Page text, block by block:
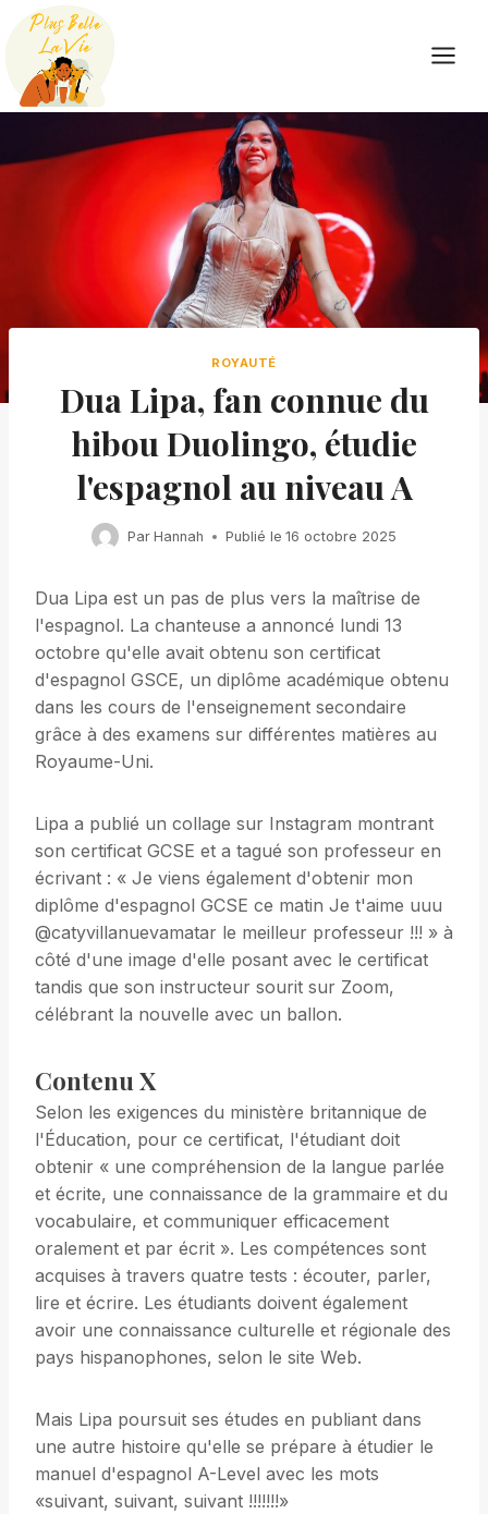
Skip
content
ROYAUTÉ
Dua Lipa, fan connue du
hibou Duolingo, étudie
l'espagnol au niveau A
Par Hannah Publié le 16 octobre 2025
Dua Lipa est un pas de plus vers la maîtrise de
l'espagnol. La chanteuse a annoncé lundi 13
octobre qu'elle avait obtenu son certificat
d'espagnol GSCE, un diplôme académique obtenu
dans les cours de l'enseignement secondaire
grâce à des examens sur différentes matières au
Royaume-Uni.
Lipa a publié un collage sur Instagram montrant
son certificat GCSE et a tagué son professeur en
écrivant : « Je viens également d'obtenir mon
diplôme d'espagnol GCSE ce matin Je t'aime uuu
@catyvillanuevamatar le meilleur professeur !!! » à
côté d'une image d'elle posant avec le certificat
tandis que son instructeur sourit sur Zoom,
célébrant la nouvelle avec un ballon.
Contenu X
Selon les exigences du ministère britannique de
l'Éducation, pour ce certificat, l'étudiant doit
obtenir « une compréhension de la langue parlée
et écrite, une connaissance de la grammaire et du
vocabulaire, et communiquer efficacement
oralement et par écrit ». Les compétences sont
acquises à travers quatre tests : écouter, parler,
lire et écrire. Les étudiants doivent également
avoir une connaissance culturelle et régionale des
pays hispanophones, selon le site Web.
Mais Lipa poursuit ses études en publiant dans
une autre histoire qu'elle se prépare à étudier le
manuel d'espagnol A-Level avec les mots
«suivant, suivant, suivant !!!!!!!»